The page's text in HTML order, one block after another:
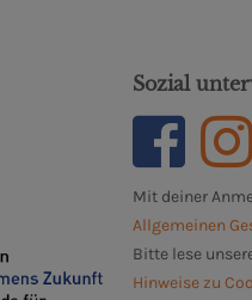
Sozial
Mit deiner
Allgemeinen
Bitte lese
Hinweise zu